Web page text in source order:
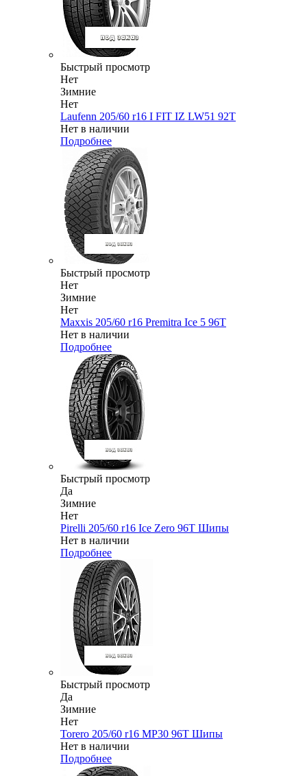
Быстрый просмотр
Нет
Зимние
Нет
Laufenn 205/60 r16 I FIT IZ LW51 92T
Нет в наличии
Подробнее
Быстрый просмотр
Нет
Зимние
Нет
Maxxis 205/60 r16 Premitra Ice 5 96T
Нет в наличии
Подробнее
Быстрый просмотр
Да
Зимние
Нет
Pirelli 205/60 r16 Ice Zero 96T Шипы
Нет в наличии
Подробнее
Быстрый просмотр
Да
Зимние
Нет
Torero 205/60 r16 MP30 96T Шипы
Нет в наличии
Подробнее